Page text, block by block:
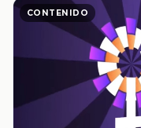
CONTENIDO